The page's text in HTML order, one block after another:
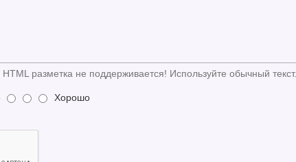
HTML разметка не поддерживается! Используйте обычный текст.
Хорошо